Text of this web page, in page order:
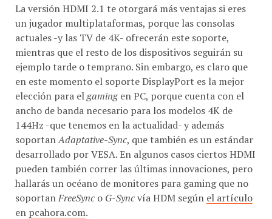
La versión HDMI 2.1 te otorgará más ventajas si eres
un jugador multiplataformas, porque las consolas
actuales -y las TV de 4K- ofrecerán este soporte,
mientras que el resto de los dispositivos seguirán su
ejemplo tarde o temprano. Sin embargo, es claro que
en este momento el soporte DisplayPort es la mejor
elección para el gamingen PC, porque cuenta con el
ancho de banda necesario para los modelos 4K de
144Hz -que tenemos en la actualidad- y además
soportan Adaptative-Sync , que también es un estándar
desarrollado por VESA. En algunos casos ciertos HDMI
pueden también correr las últimas innovaciones, pero
hallarás un océano de monitores para gaming que no
soportan FreeSync o G-Syncvía HDM según el artículo
en pcahora.com